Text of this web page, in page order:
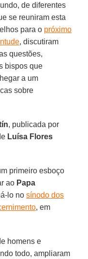
de diferentes
se reuniram esta
para o próximo
, discutiram
questões,
bispos que
a um
sobre
, publicada por
Luísa Flores
primeiro esboço
ao Papa
lo nosínodo dos
, em
homens e
todo, ampliaram